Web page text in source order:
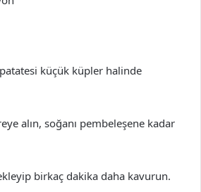
küçük küpler halinde
alın, soğanı pembeleşene kadar
birkaç dakika daha kavurun.